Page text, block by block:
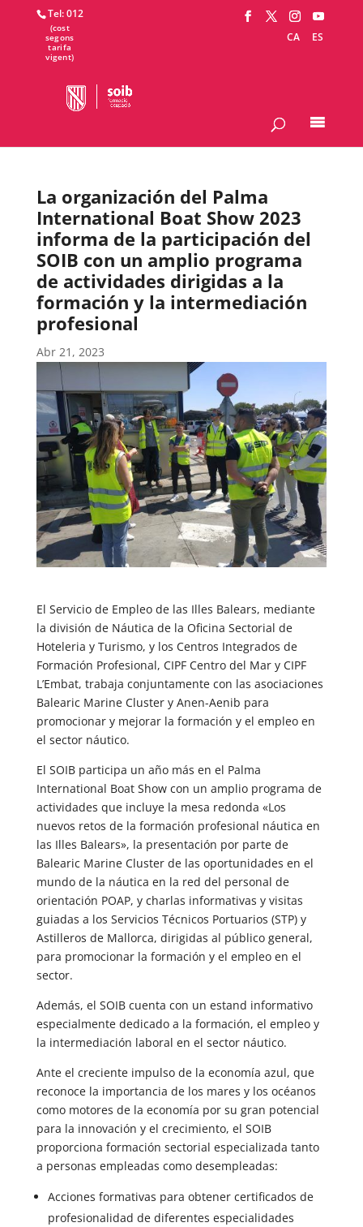
Tel: 012
CA
ES
La organización del Palma
International Boat Show 2023
informa de la participación del
SOIB con un amplio programa
de actividades dirigidas a la
formación y la intermediación
profesional
Abr 21, 2023
El Servicio de Empleo de las Illes Balears, mediante
la división de Náutica de la Oficina Sectorial de
Hoteleria y Turismo, y los Centros Integrados de
Formación Profesional, CIPF Centro del Mar y CIPF
L’Embat, trabaja conjuntamente con las asociaciones
Balearic Marine Cluster y Anen-Aenib para
promocionar y mejorar la formación y el empleo en
el sector náutico.
El SOIB participa un año más en el Palma
International Boat Show con un amplio programa de
actividades que incluye la mesa redonda «Los
nuevos retos de la formación profesional náutica en
las Illes Balears», la presentación por parte de
Balearic Marine Cluster de las oportunidades en el
mundo de la náutica en la red del personal de
orientación POAP, y charlas informativas y visitas
guiadas a los Servicios Técnicos Portuarios (STP) y
Astilleros de Mallorca, dirigidas al público general,
para promocionar la formación y el empleo en el
sector.
Además, el SOIB cuenta con un estand informativo
especialmente dedicado a la formación, el empleo y
la intermediación laboral en el sector náutico.
Ante el creciente impulso de la economía azul, que
reconoce la importancia de los mares y los océanos
como motores de la economía por su gran potencial
para la innovación y el crecimiento, el SOIB
proporciona formación sectorial especializada tanto
a personas empleadas como desempleadas:
Acciones formativas para obtener certificados de
profesionalidad de diferentes especialidades